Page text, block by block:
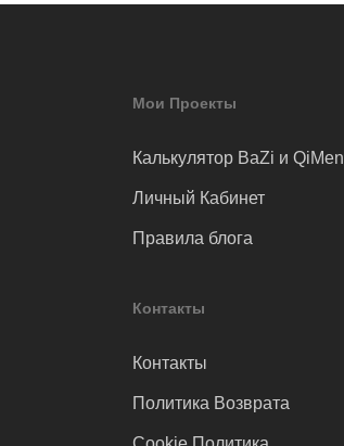
Мои Проекты
Калькулятор BaZi и QiMen
Личный Кабинет
Правила блога
Контакты
Контакты
Политика Возврата